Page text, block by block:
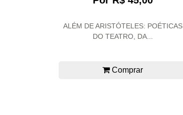
ALÉM DE ARISTÓTELES: POÉTICAS
DO TEATRO, DA...
Comprar